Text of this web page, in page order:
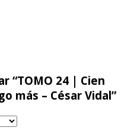
“TOMO 24 | Cien
más – César Vidal”